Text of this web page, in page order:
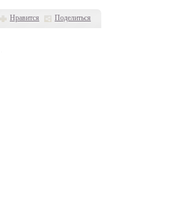
Нравится Поделиться